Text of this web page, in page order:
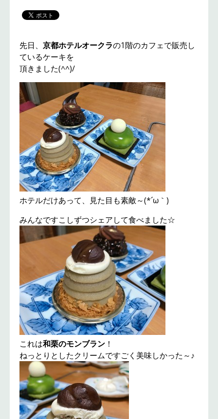
先日、 京都ホテルオークラの1階のカフェで販売し
ているケーキを
頂きました(^^)/
ホテルだけあって、見た目も素敵～(*´ω｀)
みんなですこしずつシェアして食べました☆
これは和栗のモンブラン ！
ねっとりとしたクリームですごく美味しかった～♪